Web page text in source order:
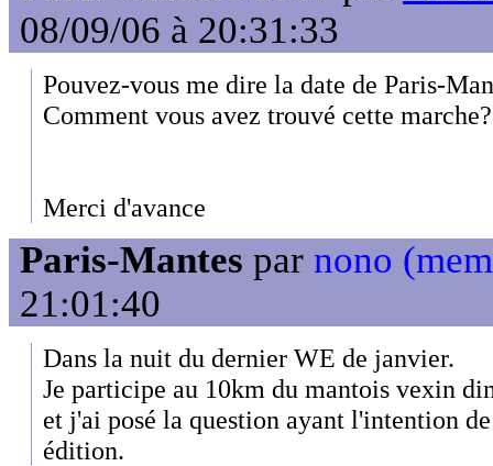
08/09/06 à 20:31:33
Pouvez-vous me dire la date de Paris-
Comment vous avez trouvé cette marche?
Merci d'avance
Paris-Mantes par nono
21:01:40
Dans la nuit du dernier WE de janvier.
Je participe au 10km du mantois vexin
et j'ai posé la question ayant l'intention
édition.